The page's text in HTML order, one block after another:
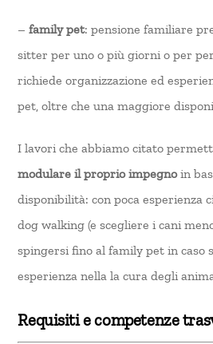
–family pet: pensione familiare
sitter per uno o più giorni o per
richiede organizzazione ed
pet, oltre che una maggiore
I lavori che abbiamo citato
modulare il proprio impegnoin
disponibilità: con poca esperienza
dog walking (e scegliere i cani
spingersi fino al family pet in caso
esperienza nella la cura degli
Requisiti e competenze